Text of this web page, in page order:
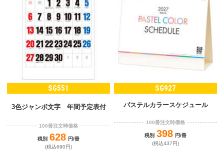
SG551
3色ジャンボ文字 年間予定表付
100冊注文時価格
税別 628 円/冊
(税込690円)
SG927
パステルカラースケジュール
100冊注文時価格
税別 398 円/冊
(税込437円)